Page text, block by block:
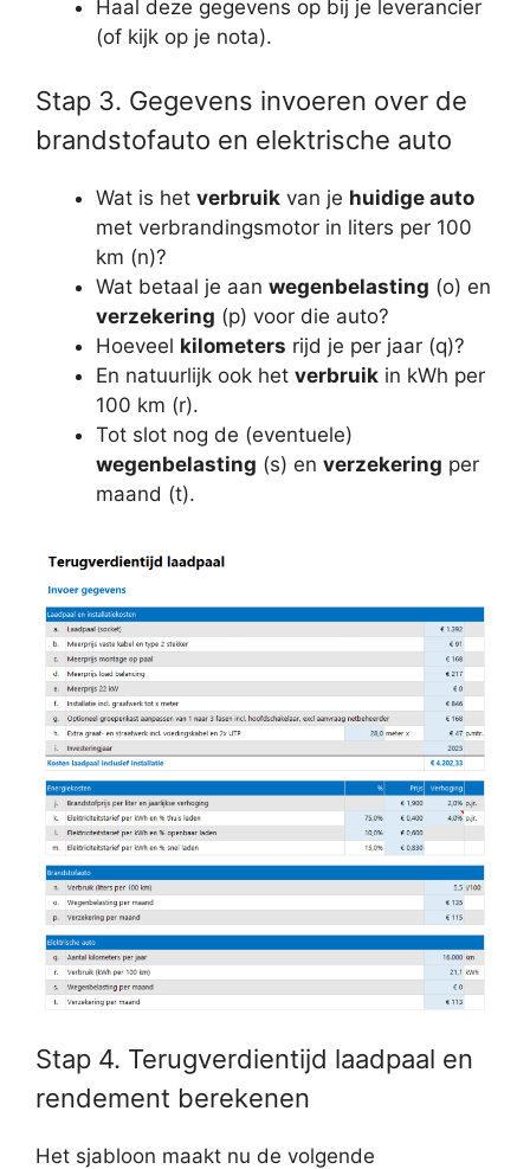
Haal deze gegevens op bij je leverancier
(of kijk op je nota).
Stap 3. Gegevens invoeren over de
brandstofauto en elektrische auto
Wat is het verbruik van je huidige auto
met verbrandingsmotor in liters per 100
km (n)?
Wat betaal je aan wegenbelasting (o) en
verzekering (p) voor die auto?
Hoeveel kilometers rijd je per jaar (q)?
En natuurlijk ook het verbruik in kWh per
100 km (r).
Tot slot nog de (eventuele)
wegenbelasting (s) en verzekering per
maand (t).
Stap 4. Terugverdientijd laadpaal en
rendement berekenen
Het sjabloon maakt nu de volgende